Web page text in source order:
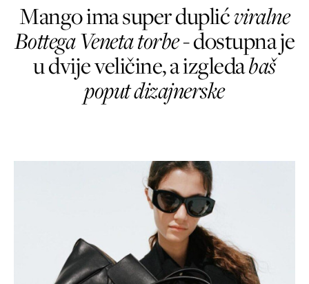
Mango ima super duplićviralne
Bottega Veneta torbe- dostupna je
u dvije veličine, a izgledabaš
poput dizajnerske